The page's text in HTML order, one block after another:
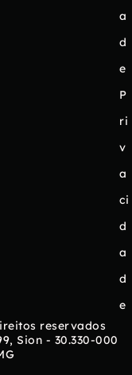
a
d
e
P
ri
v
a
ci
d
a
d
e
reservados
Sion - 30.330-000